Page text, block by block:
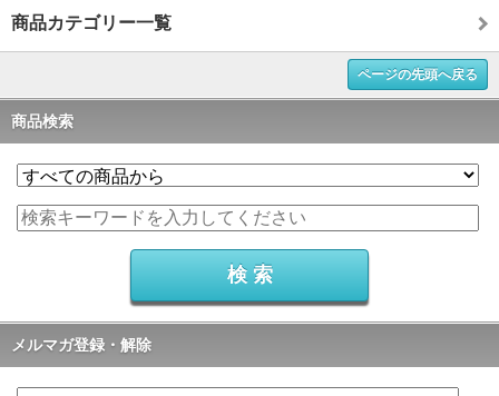
商品カテゴリー一覧
ページの先頭へ戻る
商品検索
メルマガ登録・解除